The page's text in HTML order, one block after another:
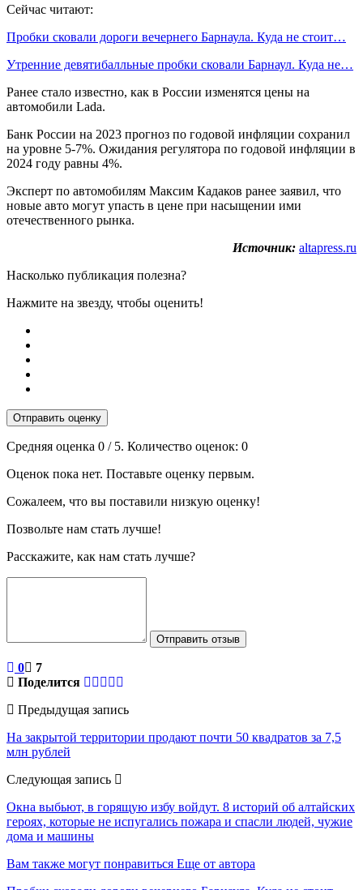
Сейчас читают:
Пробки сковали дороги вечернего Барнаула. Куда не стоит…
Утренние девятибалльные пробки сковали Барнаул. Куда не…
Ранее стало известно, как в России изменятся цены на
автомобили Lada.
Банк России на 2023 прогноз по годовой инфляции сохранил
на уровне 5-7%. Ожидания регулятора по годовой инфляции в
2024 году равны 4%.
Эксперт по автомобилям Максим Кадаков ранее заявил, что
новые авто могут упасть в цене при насыщении ими
отечественного рынка.
Источник: altapress.ru
Насколько публикация полезна?
Нажмите на звезду, чтобы оценить!
Отправить оценку
Средняя оценка 0 / 5. Количество оценок: 0
Оценок пока нет. Поставьте оценку первым.
Сожалеем, что вы поставили низкую оценку!
Позвольте нам стать лучше!
Расскажите, как нам стать лучше?
Отправить отзыв
0
7
Поделится
Предыдущая запись
На закрытой территории продают почти 50 квадратов за 7,5
млн рублей
Следующая запись
Окна выбьют, в горящую избу войдут. 8 историй об алтайских
героях, которые не испугались пожара и спасли людей, чужие
дома и машины
Вам также могут понравиться Еще от автора